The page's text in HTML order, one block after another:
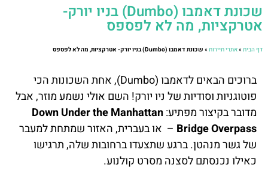
שכונת דאמבו (Dumbo) בניו יורק-
אטרקציות, מה לא לפספס
דף הבית»אתרי תיירות» שכונת דאמבו (Dumbo) בניו יורק- אטרקציות, מה לא לפספס
ברוכים הבאים לדאמבו (Dumbo), אחת השכונות הכי
פוטוגניות וסודיות של ניו יורק! השם אולי נשמע מוזר, אבל
מדובר בקיצור מפתיע:Down Under the Manhattan
Bridge Overpass – או בעברית, האזור שמתחת למעבר
של גשר מנהטן. ברגע שתצעדו ברחובות שלה, תרגישו
כאילו נכנסתם לסצנה מסרט קולנוע.